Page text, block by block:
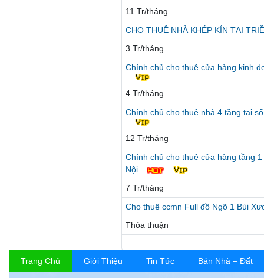
11 Tr/tháng
CHO THUÊ NHÀ KHÉP KÍN TẠI
3 Tr/tháng
Chính chủ cho thuê cửa hàng kinh
4 Tr/tháng
Chính chủ cho thuê nhà 4 tầng tại
12 Tr/tháng
Chính chủ cho thuê cửa hàng tầng
Nội.
7 Tr/tháng
Cho thuê ccmn Full đồ Ngõ 1 Bùi
Thỏa thuận
Trang Chủ Giới Thiệu Tin Tức Bán Nhà – Đất